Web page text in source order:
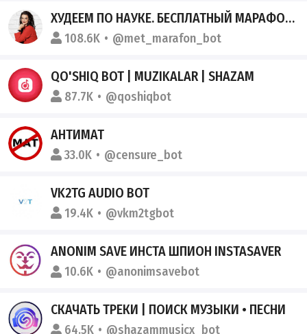
ХУДЕЕМ ПО НАУКЕ. БЕСПЛАТНЫЙ МАРАФОН ОТ КРИСТИНЫ ШЕРЕМЕТЬЕВОЙ
108.6K @met_marafon_bot
QO'SHIQ BOT | MUZIKALAR | SHAZAM
87.7K @qoshiqbot
АНТИМАТ
33.0K @censure_bot
VK2TG AUDIO BOT
19.4K @vkm2tgbot
ANONIM SAVE ИНСТА ШПИОН INSTASAVER
10.6K @anonimsavebot
СКАЧАТЬ ТРЕКИ | ПОИСК МУЗЫКИ • ПЕСНИ
64.5K @shazammusicx_bot